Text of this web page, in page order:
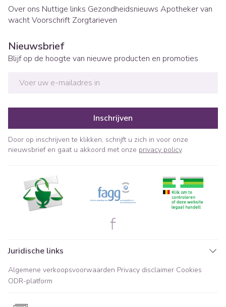
Over ons Nuttige links Gezondheidsnieuws Apotheker van
wachtVoorschrift Zorgtarieven
Nieuwsbrief
Blijf op de hoogte van nieuwe producten en promoties
Inschrijven
Door op inschrijven te klikken, schrijft u zich in voor onze
nieuwsbrief en gaat u akkoord met onze privacy policy.
Juridische links
Algemene verkoopsvoorwaarden Privacy disclaimer Cookies
ODR-platform